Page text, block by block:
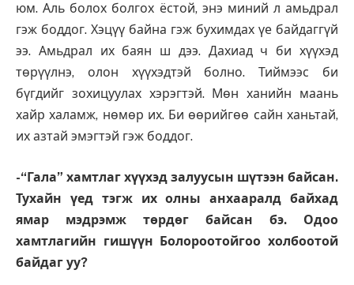
юм. Аль болох болгох ёстой, энэ миний л амьдрал
гэж боддог. Хэцүү байна гэж бухимдах үе байдаггүй
ээ. Амьдрал их баян ш дээ. Дахиад ч би хүүхэд
төрүүлнэ, олон хүүхэдтэй болно. Тиймээс би
бүгдийг зохицуулах хэрэгтэй. Мөн ханийн маань
хайр халамж, нөмөр их. Би өөрийгөө сайн ханьтай,
их азтай эмэгтэй гэж боддог.
-“Гала” хамтлаг хүүхэд залуусын шүтээн байсан.
Тухайн үед тэгж их олны анхааралд байхад
ямар мэдрэмж төрдөг байсан бэ. Одоо
хамтлагийн гишүүн Болороотойгоо холбоотой
байдаг уу?